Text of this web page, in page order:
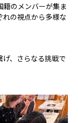
のメンバーが集ま
の視点から多様な
、さらなる挑戦で